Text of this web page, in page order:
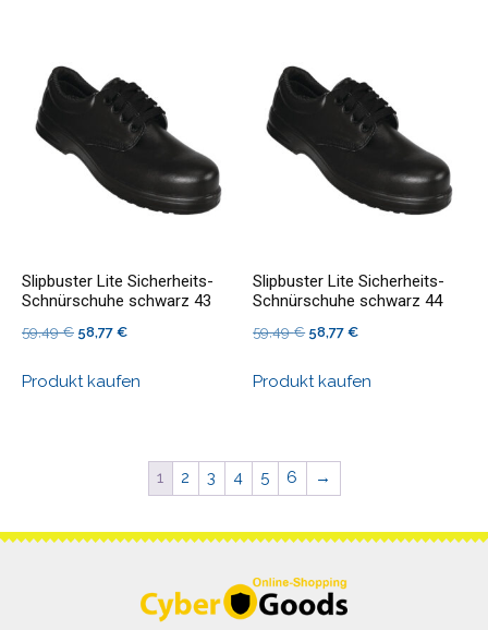
Slipbuster Lite Sicherheits-
Schnürschuhe schwarz 43
59,49€ Ursprünglicher
war:
58,77 €Aktueller
ist:
Produkt kaufen
Slipbuster Lite Sicherheits-
Schnürschuhe schwarz 44
59,49€ Ursprünglicher
war:
58,77€Aktueller
ist:
Produkt kaufen
1 2 3 4 5 6 →